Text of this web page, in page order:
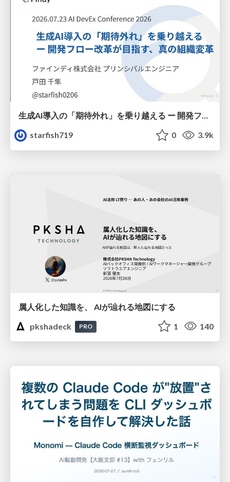
生成AI導入の「期待外れ」を乗り越える ー 開発フロー改革が目指す、真の組織変革
starfish719
0 3.9k
属人化した知識を、 AIが辿れる地図にする
pkshadeck
PRO 1 140